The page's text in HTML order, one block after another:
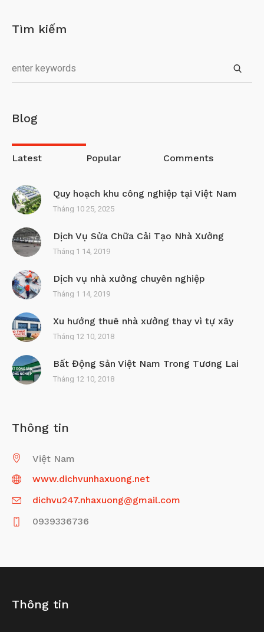
Tìm kiếm
Blog
Latest Popular Comments
Quy hoạch khu công nghiệp tại Việt Nam
Tháng 10 25, 2025
Dịch Vụ Sửa Chữa Cải Tạo Nhà Xưởng
Tháng 1 14, 2019
Dịch vụ nhà xưởng chuyên nghiệp
Tháng 1 14, 2019
Xu hướng thuê nhà xưởng thay vì tự xây
Tháng 12 10, 2018
Bất Động Sản Việt Nam Trong Tương Lai
Tháng 12 10, 2018
Thông tin
Việt Nam
www.dichvunhaxuong.net
dichvu247.nhaxuong@gmail.com
0939336736
Thông tin